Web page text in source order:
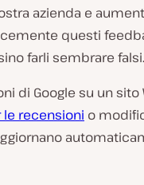
azienda e
questi
farli sembrare falsi.
di Google su un sito
le recensioni o